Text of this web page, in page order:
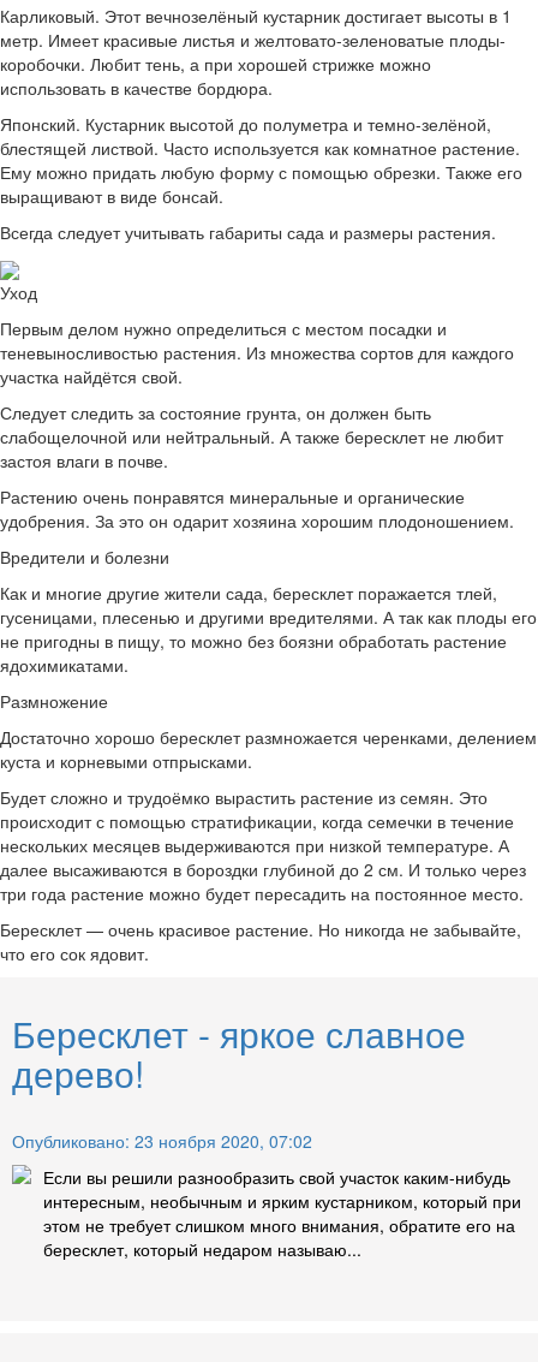
Карликовый. Этот вечнозелёный кустарник достигает высоты в 1
метр. Имеет красивые листья и желтовато-зеленоватые плоды-
коробочки. Любит тень, а при хорошей стрижке можно
использовать в качестве бордюра.
Японский. Кустарник высотой до полуметра и темно-зелёной,
блестящей листвой. Часто используется как комнатное растение.
Ему можно придать любую форму с помощью обрезки. Также его
выращивают в виде бонсай.
Всегда следует учитывать габариты сада и размеры растения.
Уход
Первым делом нужно определиться с местом посадки и
теневыносливостью растения. Из множества сортов для каждого
участка найдётся свой.
Следует следить за состояние грунта, он должен быть
слабощелочной или нейтральный. А также бересклет не любит
застоя влаги в почве.
Растению очень понравятся минеральные и органические
удобрения. За это он одарит хозяина хорошим плодоношением.
Вредители и болезни
Как и многие другие жители сада, бересклет поражается тлей,
гусеницами, плесенью и другими вредителями. А так как плоды его
не пригодны в пищу, то можно без боязни обработать растение
ядохимикатами.
Размножение
Достаточно хорошо бересклет размножается черенками, делением
куста и корневыми отпрысками.
Будет сложно и трудоёмко вырастить растение из семян. Это
происходит с помощью стратификации, когда семечки в течение
нескольких месяцев выдерживаются при низкой температуре. А
далее высаживаются в бороздки глубиной до 2 см. И только через
три года растение можно будет пересадить на постоянное место.
Бересклет — очень красивое растение. Но никогда не забывайте,
что его сок ядовит.
Бересклет - яркое славное
дерево!
Опубликовано: 23 ноября 2020, 07:02
Если вы решили разнообразить свой участок каким-нибудь
интересным, необычным и ярким кустарником, который при
этом не требует слишком много внимания, обратите его на
бересклет, который недаром называю...